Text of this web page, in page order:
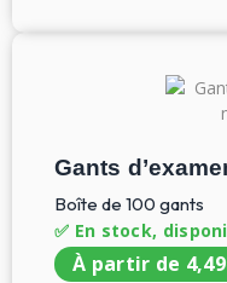
Gants
Boîte de 100 gants
✅ En stock,
À partir de 4,49